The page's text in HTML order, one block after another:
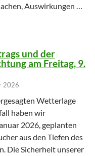
Auswirkungen …
und der
am Freitag, 9.
2026
Wetterlage
haben wir
2026, geplanten
aus den Tiefen des
Die Sicherheit unserer